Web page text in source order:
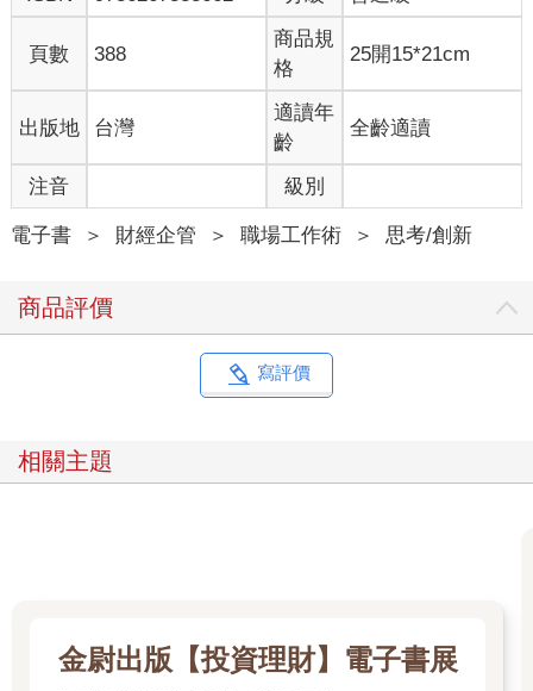
預算變成五倍──作為非營利組織，希望實驗室的資源有限。寇爾
知道，他在第一回合學到的東西，會讓後續幾個回合更具效
經過這樣的程序，寇爾掌握了行動裝置幾種不同的設計腹案。在
接下來的設計工作中，或是選取他最喜歡的設計，或是擷取各家
精華；他還可以把配合度不好或效率不佳的廠商先刷掉。
寇爾這種做法是在對付決策行為上會遇到的第一個惡棍──「偏狹
的框架」（narrow framing）。也就是在界定選項時，經常過於狹
窄，甚至掉入非黑即白的二分法。有人會問：「到底要不要跟夥
一家人生活更優裕，錢該怎麼花才是最上算的？」
在引言中提到的例子，若是問：「香儂該不該請克里夫走路？」
思維就卡在偏狹的框架裡了。也就是說，我們只聚焦在單一選
項，而放棄了所有其他可能。
得我瘋了。因為初期要投入不少錢，也需要時間。不過，現在大
商分別列出優缺點，分析評估後就做出決定。然而，這會陷入偏
狹的框架中。也就是說，下意識裡，我們會認為只有一家廠商獨
頁數 388
商品規
格
25開15*21cm
出版地 台灣
適讀年
齡
全齡適讀
注音 級別
電子書 ＞ 財經企管 ＞ 職場工作術 ＞ 思考/創新
商品評價
寫評價
相關主題
金尉出版【投資理財】電子書展